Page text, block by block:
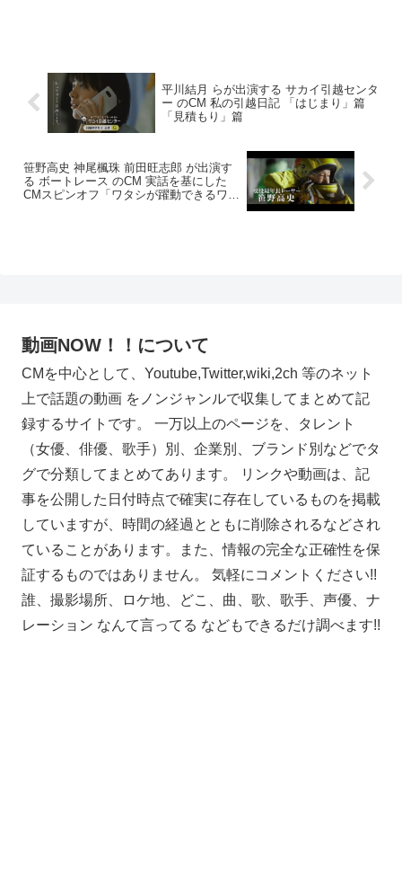
平川結月 らが出演する サカイ引越センタ
ー のCM 私の引越日記 「はじまり」篇
「見積もり」篇
笹野高史 神尾楓珠 前田旺志郎 が出演す
る ボートレース のCM 実話を基にした
CMスピンオフ「ワタシが躍動できるワケ
動画NOW！！について
CMを中心として、Youtube,Twitter,wiki,2ch 等のネット
上で話題の動画 をノンジャンルで収集してまとめて記
録するサイトです。 一万以上のページを、タレント
（女優、俳優、歌手）別、企業別、ブランド別などでタ
グで分類してまとめてあります。 リンクや動画は、記
事を公開した日付時点で確実に存在しているものを掲載
していますが、時間の経過とともに削除されるなどされ
ていることがあります。また、情報の完全な正確性を保
証するものではありません。 気軽にコメントください!!
誰、撮影場所、ロケ地、どこ、曲、歌、歌手、声優、ナ
レーション なんて言ってる などもできるだけ調べます!!